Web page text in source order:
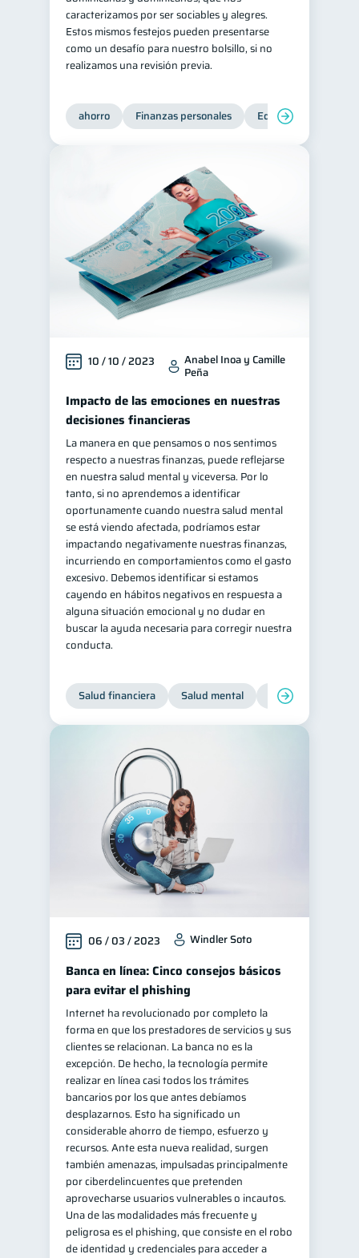
caracterizamos por ser sociables y alegres.
Estos mismos festejos pueden presentarse
como un desafío para nuestro bolsillo, si no
realizamos una revisión previa.
ahorro Finanzas personales Educación financiera
10 / 10 / 2023 Anabel Inoa y Camille
Peña
Impacto de las emociones en nuestras
decisiones financieras
La manera en que pensamos o nos sentimos
respecto a nuestras finanzas, puede reflejarse
en nuestra salud mental y viceversa. Por lo
tanto, si no aprendemos a identificar
oportunamente cuando nuestra salud mental
se está viendo afectada, podríamos estar
impactando negativamente nuestras finanzas,
incurriendo en comportamientos como el gasto
excesivo. Debemos identificar si estamos
cayendo en hábitos negativos en respuesta a
alguna situación emocional y no dudar en
buscar la ayuda necesaria para corregir nuestra
conducta.
Salud financiera Salud mental Inclusión
06 / 03 / 2023 Windler Soto
Banca en línea: Cinco consejos básicos
para evitar el phishing
Internet ha revolucionado por completo la
forma en que los prestadores de servicios y sus
clientes se relacionan. La banca no es la
excepción. De hecho, la tecnología permite
realizar en línea casi todos los trámites
bancarios por los que antes debíamos
desplazarnos. Esto ha significado un
considerable ahorro de tiempo, esfuerzo y
recursos. Ante esta nueva realidad, surgen
también amenazas, impulsadas principalmente
por ciberdelincuentes que pretenden
aprovecharse usuarios vulnerables o incautos.
Una de las modalidades más frecuente y
peligrosa es el phishing, que consiste en el robo
de identidad y credenciales para acceder a